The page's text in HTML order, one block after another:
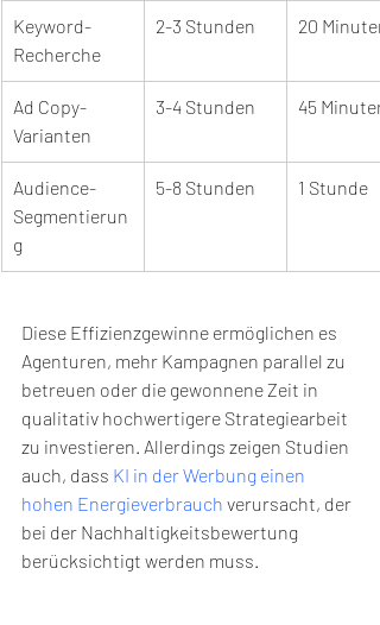
Keyword-
Recherche
2-3 Stunden 20 Minuten
Ad Copy-
Varianten
3-4 Stunden 45 Minuten
Audience-
Segmentierun
g
5-8 Stunden 1 Stunde
Diese Effizienzgewinne ermöglichen es
Agenturen, mehr Kampagnen parallel zu
betreuen oder die gewonnene Zeit in
qualitativ hochwertigere Strategiearbeit
zu investieren. Allerdings zeigen Studien
auch, dass KI in der Werbung einen
hohen Energieverbrauch verursacht, der
bei der Nachhaltigkeitsbewertung
berücksichtigt werden muss.